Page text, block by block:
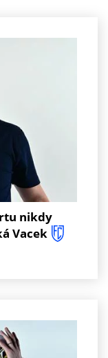
nikdy
Vacek